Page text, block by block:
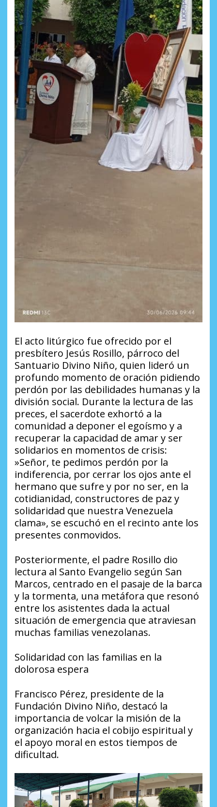
​El acto litúrgico fue ofrecido por el
presbítero Jesús Rosillo, párroco del
Santuario Divino Niño, quien lideró un
profundo momento de oración pidiendo
perdón por las debilidades humanas y la
división social. Durante la lectura de las
preces, el sacerdote exhortó a la
comunidad a deponer el egoísmo y a
recuperar la capacidad de amar y ser
solidarios en momentos de crisis:
​»Señor, te pedimos perdón por la
indiferencia, por cerrar los ojos ante el
hermano que sufre y por no ser, en la
cotidianidad, constructores de paz y
solidaridad que nuestra Venezuela
clama», se escuchó en el recinto ante los
presentes conmovidos.
​Posteriormente, el padre Rosillo dio
lectura al Santo Evangelio según San
Marcos, centrado en el pasaje de la barca
y la tormenta, una metáfora que resonó
entre los asistentes dada la actual
situación de emergencia que atraviesan
muchas familias venezolanas.
​Solidaridad con las familias en la
dolorosa espera
​Francisco Pérez, presidente de la
Fundación Divino Niño, destacó la
importancia de volcar la misión de la
organización hacia el cobijo espiritual y
el apoyo moral en estos tiempos de
dificultad.